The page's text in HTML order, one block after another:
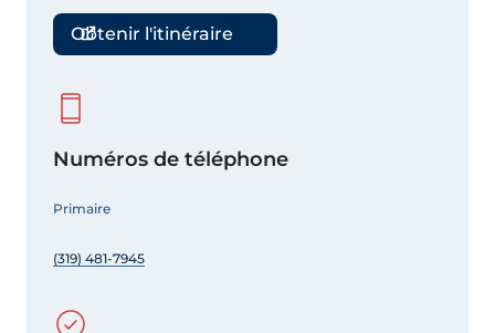
Obtenir l'itinéraire
Numéros de téléphone
Primaire
(319) 481-7945